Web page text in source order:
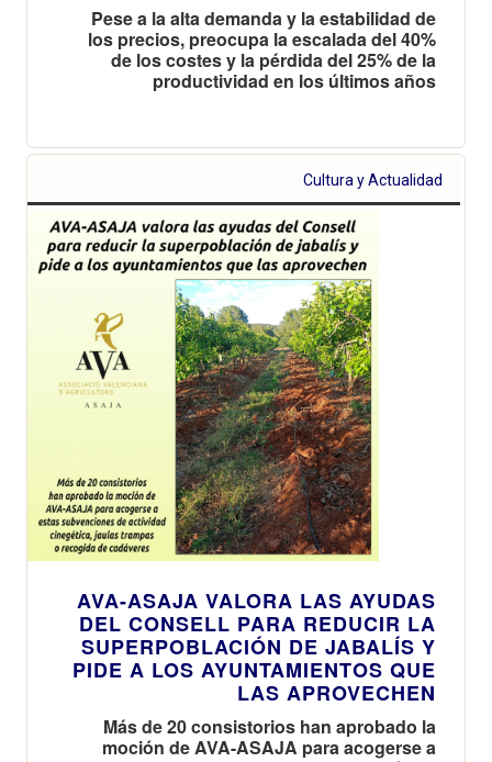
Pese a la alta demanda y la estabilidad de
los precios, preocupa la escalada del 40%
de los costes y la pérdida del 25% de la
productividad en los últimos años
Cultura y Actualidad
AVA-ASAJA VALORA LAS AYUDAS
DEL CONSELL PARA REDUCIR LA
SUPERPOBLACIÓN DE JABALÍS Y
PIDE A LOS AYUNTAMIENTOS QUE
LAS APROVECHEN
Más de 20 consistorios han aprobado la
moción de AVA-ASAJA para acogerse a